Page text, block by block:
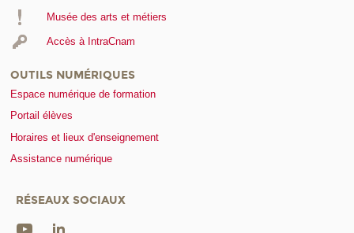
Musée des arts et métiers
Accès à IntraCnam
OUTILS NUMÉRIQUES
Espace numérique de formation
Portail élèves
Horaires et lieux d'enseignement
Assistance numérique
RÉSEAUX SOCIAUX